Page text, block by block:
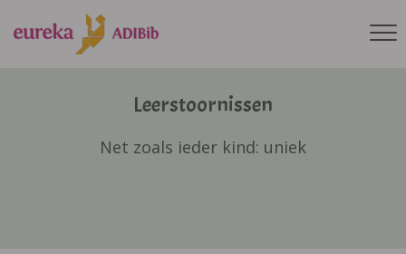
Leerstoornissen
Net zoals ieder kind: uniek